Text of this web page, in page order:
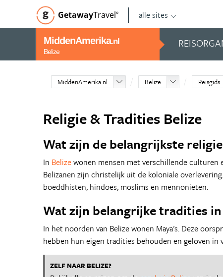
GetawayTravel© alle sites
MiddenAmerika.nl
Belize
MiddenAmerika.nl Belize Reisgids
Religie & Tradities Belize
Wat zijn de belangrijkste
In Belizewonen mensen met verschillende culturen
Belizanen zijn christelijk uit de koloniale
boeddhisten, hindoes, moslims en mennonieten.
Wat zijn belangrijke tradities in
In het noorden van Belize wonen Maya's. Deze
hebben hun eigen tradities behouden en geloven in
ZELF NAAR BELIZE?